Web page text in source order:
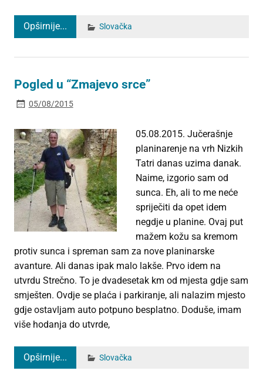
Opširnije... Slovačka
Pogled u “Zmajevo srce”
05/08/2015
05.08.2015. Jučerašnje
planinarenje na vrh Nizkih
Tatri danas uzima danak.
Naime, izgorio sam od
sunca. Eh, ali to me neće
spriječiti da opet idem
negdje u planine. Ovaj put
mažem kožu sa kremom
protiv sunca i spreman sam za nove planinarske
avanture. Ali danas ipak malo lakše. Prvo idem na
utvrdu Strečno. To je dvadesetak km od mjesta gdje sam
smješten. Ovdje se plaća i parkiranje, ali nalazim mjesto
gdje ostavljam auto potpuno besplatno. Doduše, imam
više hodanja do utvrde,
Opširnije... Slovačka